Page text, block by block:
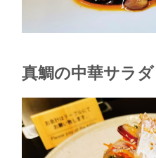
真鯛の中華サラダ